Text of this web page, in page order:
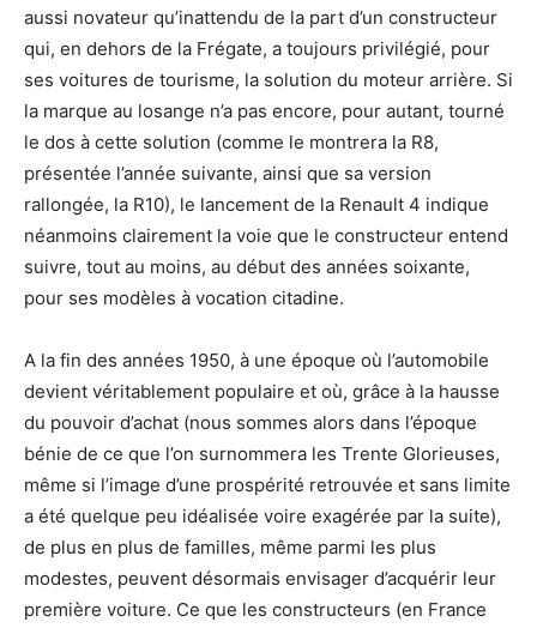
aussi novateur qu’inattendu de la part d’un constructeur
qui, en dehors de la Frégate, a toujours privilégié, pour
ses voitures de tourisme, la solution du moteur arrière. Si
la marque au losange n’a pas encore, pour autant, tourné
le dos à cette solution (comme le montrera la R8,
présentée l’année suivante, ainsi que sa version
rallongée, la R10), le lancement de la Renault 4 indique
néanmoins clairement la voie que le constructeur entend
suivre, tout au moins, au début des années soixante,
pour ses modèles à vocation citadine.
A la fin des années 1950, à une époque où l’automobile
devient véritablement populaire et où, grâce à la hausse
du pouvoir d’achat (nous sommes alors dans l’époque
bénie de ce que l’on surnommera les Trente Glorieuses,
même si l’image d’une prospérité retrouvée et sans limite
a été quelque peu idéalisée voire exagérée par la suite),
de plus en plus de familles, même parmi les plus
modestes, peuvent désormais envisager d’acquérir leur
première voiture. Ce que les constructeurs (en France